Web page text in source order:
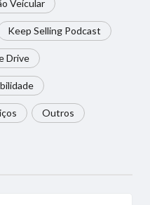
Veícular
Keep Selling Podcast
Drive
Outros